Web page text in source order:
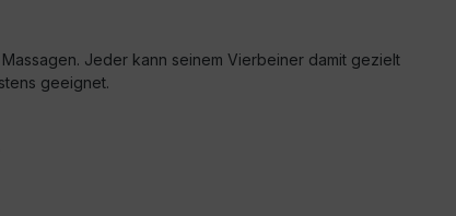
Jeder kann seinem Vierbeiner damit gezielt
geeignet.